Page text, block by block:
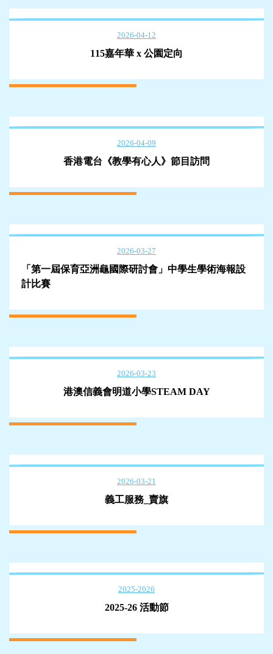
2026-04-12
115嘉年華 x 公園定向
2026-04-09
香港電台《教學有心人》節目訪問
2026-03-27
「第一屆保育亞洲龜國際研討會」中學生學術海報設
計比賽
2026-03-23
港澳信義會明道小學STEAM DAY
2026-03-21
義工服務_賣旗
2025-2026
2025-26 活動節